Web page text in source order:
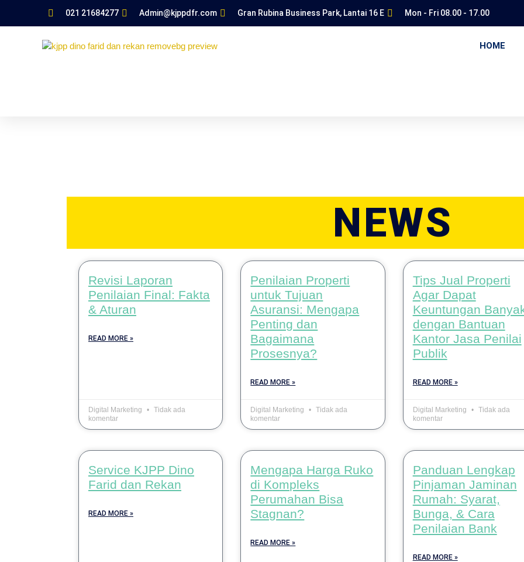
021 21684277 Admin@kjppdfr.com Gran Rubina Business Park, Lantai 16 E Mon - Fri 08.00 - 17.00
HOME
KJPP Dino Farid dan Rekan
NEWS
Revisi Laporan
Penilaian Final: Fakta
& Aturan
READ MORE »
Digital Marketing
Tidak ada
komentar
Penilaian Properti
untuk Tujuan
Asuransi: Mengapa
Penting dan
Bagaimana
Prosesnya?
READ MORE »
Digital Marketing
Tidak ada
komentar
Tips Jual Properti
Agar Dapat
Keuntungan
dengan Bantuan
Kantor Jasa Penilai
Publik
READ MORE »
Digital Marketing
Tidak ada
komentar
Service KJPP Dino
Farid dan Rekan
READ MORE »
Mengapa Harga Ruko
di Kompleks
Perumahan Bisa
Stagnan?
READ MORE »
Panduan Lengkap
Pinjaman Jaminan
Rumah: Syarat,
Bunga, & Cara
Penilaian Bank
READ MORE »